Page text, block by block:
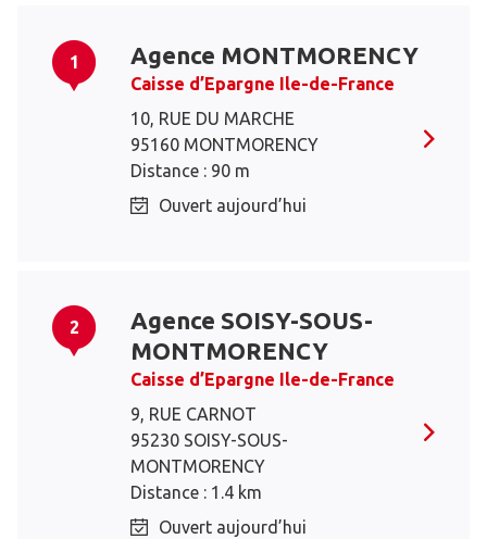
1 Agence MONTMORENCY
Caisse d’Epargne Ile-de-France
10, RUE DU MARCHE
95160 MONTMORENCY
Distance : 90 m
Ouvert aujourd’hui
2
Agence SOISY-SOUS-
MONTMORENCY
Caisse d’Epargne Ile-de-France
9, RUE CARNOT
95230 SOISY-SOUS-
MONTMORENCY
Distance : 1.4 km
Ouvert aujourd’hui